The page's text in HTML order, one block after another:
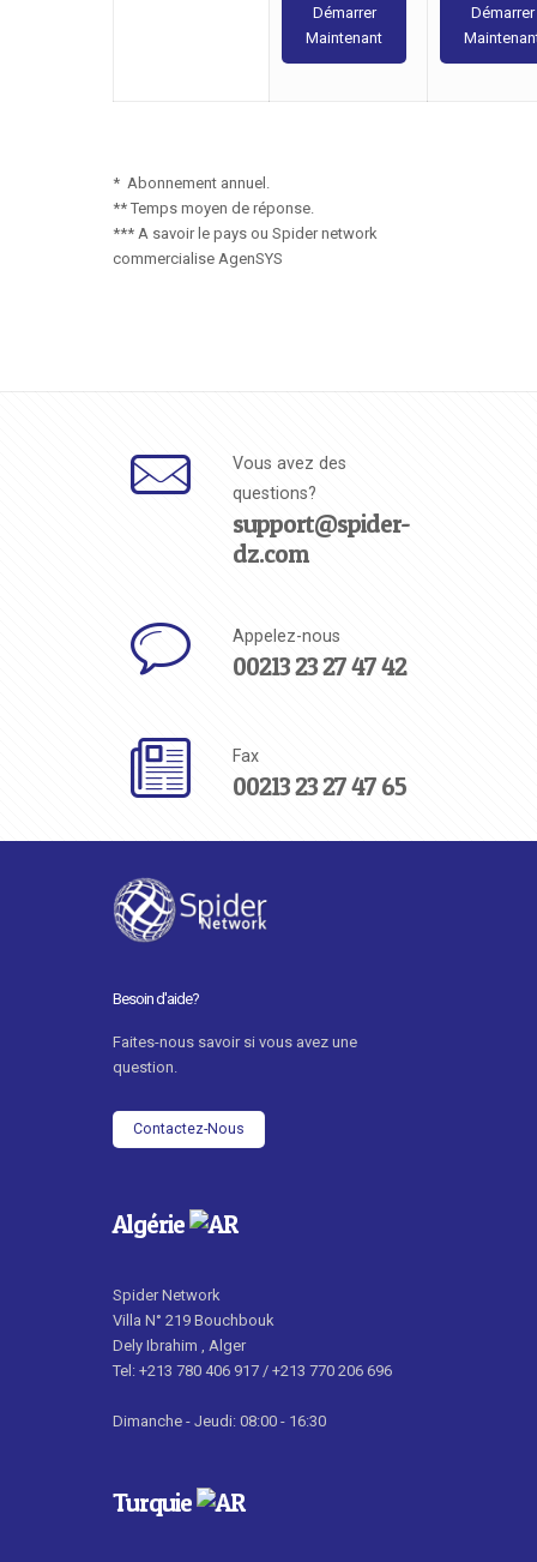
Démarrer
Maintenant
Démarrer
* Abonnement annuel.
** Temps moyen de réponse.
*** A savoir le pays ou Spider network
commercialise AgenSYS
Vous avez des
questions?
support@spider-
dz.com
Appelez-nous
00213 23 27 47 42
Fax
00213 23 27 47 65
Besoin d'aide?
Faites-nous savoir si vous avez une
question.
Contactez-Nous
Algérie
Spider Network
Villa N° 219 Bouchbouk
Dely Ibrahim , Alger
Tel: +213 780 406 917 / +213 770 206 696
Dimanche - Jeudi: 08:00 - 16:30
Turquie